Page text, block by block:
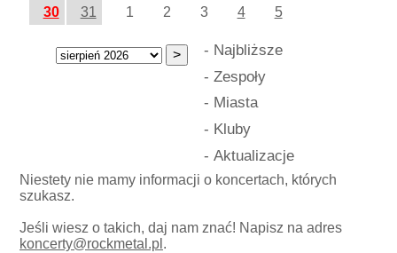
30
31 1 2 3 4 5
- Najbliższe
- Zespoły
- Miasta
- Kluby
- Aktualizacje
Niestety nie mamy informacji o koncertach, których
szukasz.
Jeśli wiesz o takich, daj nam znać! Napisz na adres
koncerty@rockmetal.pl .